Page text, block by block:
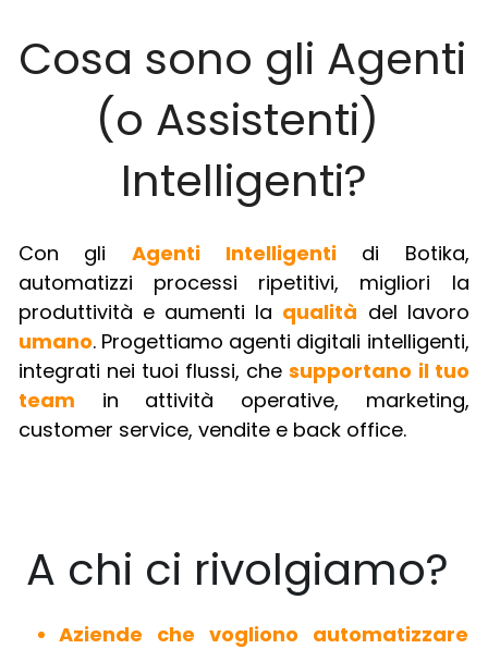
Cosa sono gli Agenti
(o Assistenti)
Intelligenti?
Con gli Agenti Intelligenti di Botika,
automatizzi processi ripetitivi, migliori la
produttività e aumenti la qualità
umano. Progettiamo agenti digitali intelligenti,
integrati nei tuoi flussi, che supportano il tuo
team in attività operative, marketing,
customer service, vendite e back office.
A chi ci rivolgiamo?
Aziende che vogliono automatizzare